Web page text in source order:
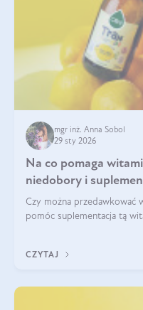
mgr inż. Anna Sobol
29 sty 2026
Na co pomaga
niedobory i
Czy można przedawkować
pomóc suplementacja tą
robić?
CZYTAJ